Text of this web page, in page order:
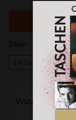
Vrsta pregleda: